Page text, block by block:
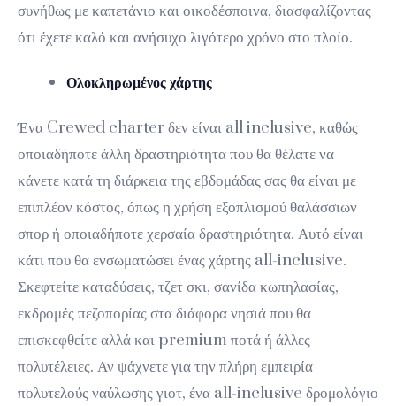
συνήθως με καπετάνιο και οικοδέσποινα, διασφαλίζοντας
ότι έχετε καλό και ανήσυχο λιγότερο χρόνο στο πλοίο.
Ολοκληρωμένος χάρτης
Ένα Crewed charter δεν είναι all inclusive, καθώς
οποιαδήποτε άλλη δραστηριότητα που θα θέλατε να
κάνετε κατά τη διάρκεια της εβδομάδας σας θα είναι με
επιπλέον κόστος, όπως η χρήση εξοπλισμού θαλάσσιων
σπορ ή οποιαδήποτε χερσαία δραστηριότητα. Αυτό είναι
κάτι που θα ενσωματώσει ένας χάρτης all-inclusive.
Σκεφτείτε καταδύσεις, τζετ σκι, σανίδα κωπηλασίας,
εκδρομές πεζοπορίας στα διάφορα νησιά που θα
επισκεφθείτε αλλά και premium ποτά ή άλλες
πολυτέλειες. Αν ψάχνετε για την πλήρη εμπειρία
πολυτελούς ναύλωσης γιοτ, ένα all-inclusive δρομολόγιο